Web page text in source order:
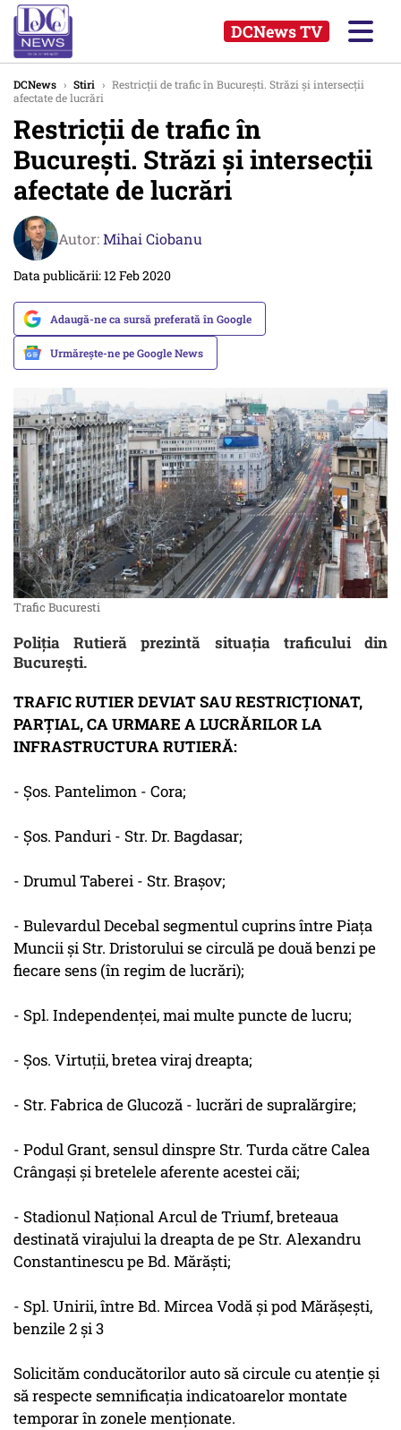
DCNews TV
DCNews › Stiri › Restricţii de trafic în Bucureşti. Străzi şi intersecţii
afectate de lucrări
Restricţii de trafic în
Bucureşti. Străzi şi intersecţii
afectate de lucrări
Autor:Mihai Ciobanu
Data publicării: 12 Feb 2020
Adaugă-ne ca sursă preferată în Google
Urmărește-ne pe Google News
Trafic Bucuresti
Poliţia Rutieră prezintă situaţia traficului din
Bucureşti.
TRAFIC RUTIER DEVIAT SAU RESTRICŢIONAT,
PARŢIAL, CA URMARE A LUCRĂRILOR LA
INFRASTRUCTURA RUTIERĂ:
- Şos. Pantelimon - Cora;
- Şos. Panduri - Str. Dr. Bagdasar;
- Drumul Taberei - Str. Braşov;
- Bulevardul Decebal segmentul cuprins între Piaţa
Muncii şi Str. Dristorului se circulă pe două benzi pe
fiecare sens (în regim de lucrări);
- Spl. Independenţei, mai multe puncte de lucru;
- Şos. Virtuţii, bretea viraj dreapta;
- Str. Fabrica de Glucoză - lucrări de supralărgire;
- Podul Grant, sensul dinspre Str. Turda către Calea
Crângaşi şi bretelele aferente acestei căi;
- Stadionul Naţional Arcul de Triumf, breteaua
destinată virajului la dreapta de pe Str. Alexandru
Constantinescu pe Bd. Mărăşti;
- Spl. Unirii, între Bd. Mircea Vodă şi pod Mărăşeşti,
benzile 2 şi 3
Solicităm conducătorilor auto să circule cu atenţie şi
să respecte semnificaţia indicatoarelor montate
temporar în zonele menţionate.